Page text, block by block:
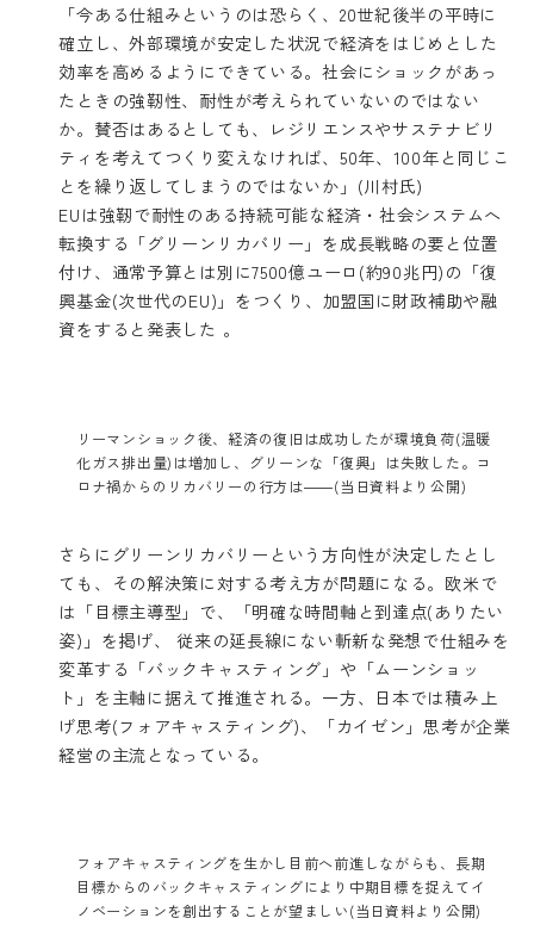
「今ある仕組みというのは恐らく、20世紀後半の平時に
確立し、外部環境が安定した状況で経済をはじめとした
効率を高めるようにできている。社会にショックがあっ
たときの強靭性、耐性が考えられていないのではない
か。賛否はあるとしても、レジリエンスやサステナビリ
ティを考えてつくり変えなければ、50年、100年と同じこ
とを繰り返してしまうのではないか」(川村氏)
EUは強靭で耐性のある持続可能な経済・社会システムへ
転換する「グリーンリカバリー」を成長戦略の要と位置
付け、通常予算とは別に7500億ユーロ(約90兆円)の「復
興基金(次世代のEU)」をつくり、加盟国に財政補助や融
資をすると発表した 。
リーマンショック後、経済の復旧は成功したが環境負荷(温暖
化ガス排出量)は増加し、グリーンな「復興」は失敗した。コ
ロナ禍からのリカバリーの行方は――(当日資料より公開)
さらにグリーンリカバリーという方向性が決定したとし
ても、その解決策に対する考え方が問題になる。欧米で
は「目標主導型」で、「明確な時間軸と到達点(ありたい
姿)」を掲げ、 従来の延長線にない斬新な発想で仕組みを
変革する「バックキャスティング」や「ムーンショッ
ト」を主軸に据えて推進される。一方、日本では積み上
げ思考(フォアキャスティング)、「カイゼン」思考が企業
経営の主流となっている。
フォアキャスティングを生かし目前へ前進しながらも、長期
目標からのバックキャスティングにより中期目標を捉えてイ
ノベーションを創出することが望ましい(当日資料より公開)